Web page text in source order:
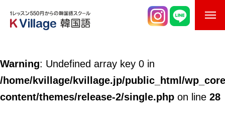
ご入校までの流れ
韓国語講師紹介
Warning: Undefined array key 0 in
/home/kvillage/kvillage.jp/public_html/
content/themes/release-2/single.php on line 28